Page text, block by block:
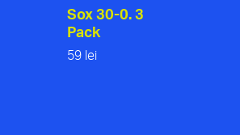
Sox 30-0. 3
Pack
59 lei